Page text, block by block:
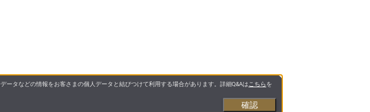
タなどの情報をお客さまの個人データと結びつけて利用する場合があります。詳細Q&Aは こちらを
確認